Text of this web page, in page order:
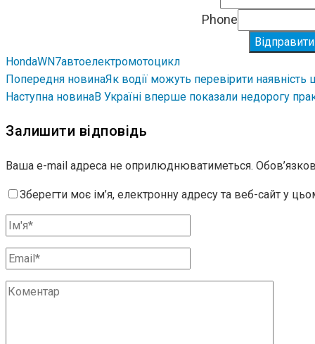
Phone
Відправити
HondaWN7автоелектромотоцикл
Попередня новинаЯк водії можуть перевірити
Наступна новинаВ Україні вперше показали недорогу
Залишити відповідь
Ваша e-mail адреса не оприлюднюватиметься.
Зберегти моє ім’я, електронну адресу та веб-сайт у